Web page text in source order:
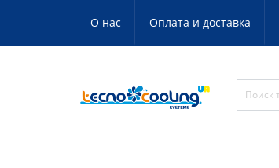
О нас Оплата и доставка